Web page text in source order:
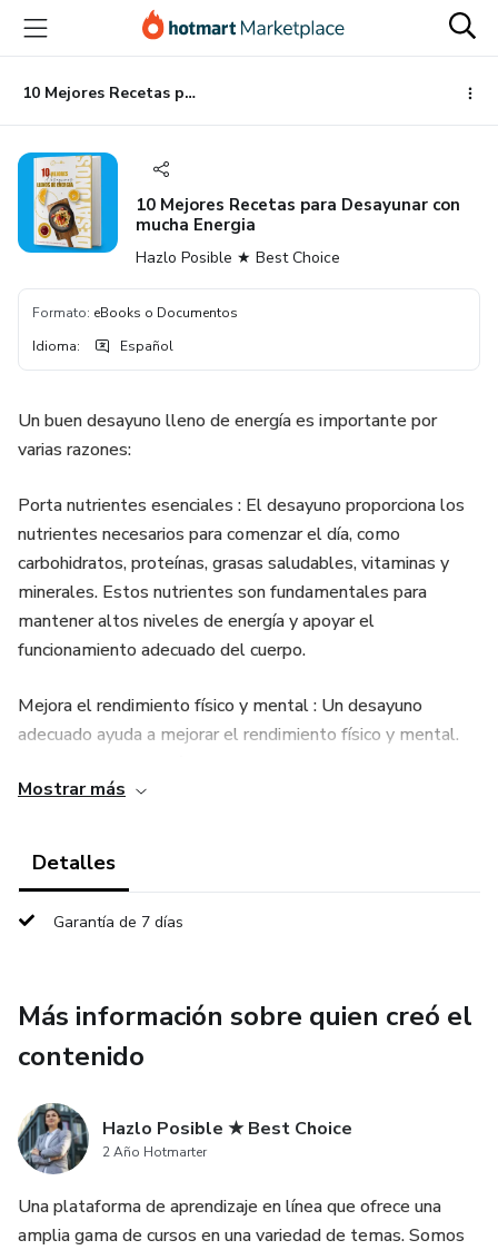
principal
página
de
página
10 Mejores Recetas para Desayunar con mucha Energia
10 Mejores Recetas para Desayunar con
mucha Energia
Hazlo Posible ★ Best Choice
Formato: eBooks o Documentos
Idioma: Español
Un buen desayuno lleno de energía es importante por
varias razones:
Porta nutrientes esenciales : El desayuno proporciona los
nutrientes necesarios para comenzar el día, como
carbohidratos, proteínas, grasas saludables, vitaminas y
minerales. Estos nutrientes son fundamentales para
mantener altos niveles de energía y apoyar el
funcionamiento adecuado del cuerpo.
Mejora el rendimiento físico y mental : Un desayuno
adecuado ayuda a mejorar el rendimiento físico y mental.
físicas y mentales, como trabajar, estudiar o hacer ejercicio.
capacidad de atención.
a regular el apetito durante el día. Un desayuno equilibrado
alimentos poco saludables.
desayuno puede llevar a un aumento de peso. Al tener un
desayuno equilibrado, se activa el metabolismo y se evita
la sensación de hambre excesiva, lo que puede ayudar a
Mostrar más
Detalles
Garantía de 7 días
Más información sobre quien creó el
contenido
Hazlo Posible ★ Best Choice
2 Año Hotmarter
Una plataforma de aprendizaje en línea que ofrece una
amplia gama de cursos en una variedad de temas. Somos